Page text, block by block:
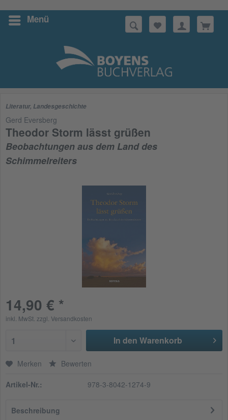
Menü
Suchen
Literatur, Landesgeschichte
Gerd Eversberg
Theodor Storm lässt grüßen
Beobachtungen aus dem Land des
Schimmelreiters
14,90 € *
inkl. MwSt. zzgl. Versandkosten
1 In den Warenkorb
Merken Bewerten
Artikel-Nr.: 978-3-8042-1274-9
Beschreibung